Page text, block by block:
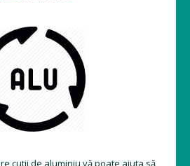
cutii de aluminiu vă poate ajuta să